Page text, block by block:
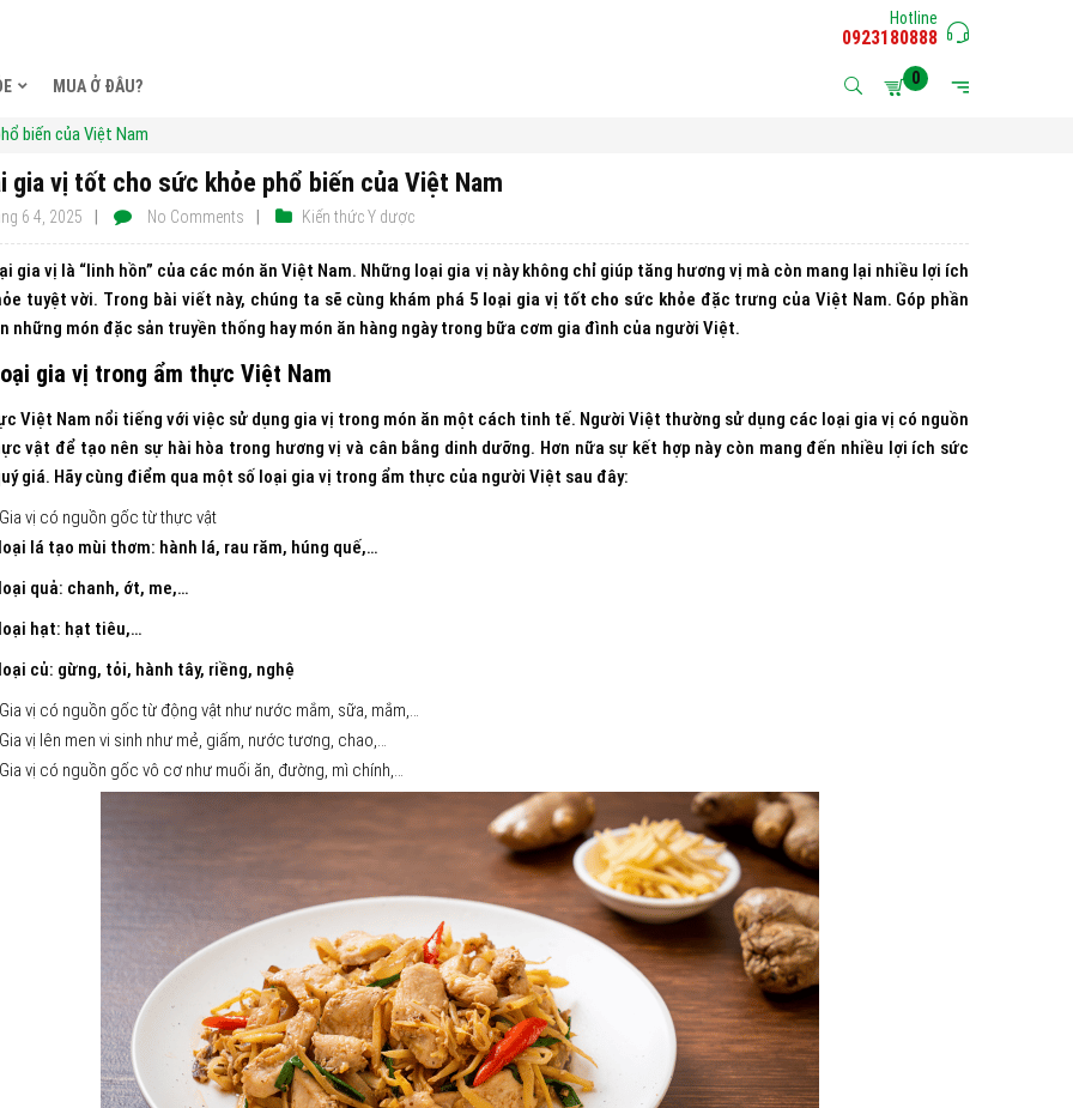
Hotline
0923180888
MUA Ở ĐÂU? 0
biến của Việt Nam
gia vị tốt cho sức khỏe phổ biến của Việt Nam
6 4, 2025 Kiến thức Y dược
No Comments
gia vị là “linh hồn” của các món ăn Việt Nam. Những loại gia vị này không chỉ giúp tăng hương vị mà còn mang lại nhiều lợi ích
tuyệt vời. Trong bài viết này, chúng ta sẽ cùng khám phá 5 loại gia vị tốt cho sức khỏe đặc trưng của Việt Nam. Góp phần
những món đặc sản truyền thống hay món ăn hàng ngày trong bữa cơm gia đình của người Việt.
gia vị trong ẩm thực Việt Nam
Việt Nam nổi tiếng với việc sử dụng gia vị trong món ăn một cách tinh tế. Người Việt thường sử dụng các loại gia vị có nguồn
vật để tạo nên sự hài hòa trong hương vị và cân bằng dinh dưỡng. Hơn nữa sự kết hợp này còn mang đến nhiều lợi ích sức
giá. Hãy cùng điểm qua một số loại gia vị trong ẩm thực của người Việt sau đây:
Gia vị có nguồn gốc từ thực vật
lá tạo mùi thơm: hành lá, rau răm, húng quế,…
quả: chanh, ớt, me,…
hạt: hạt tiêu,…
củ: gừng, tỏi, hành tây, riềng, nghệ
Gia vị có nguồn gốc từ động vật như nước mắm, sữa, mắm,…
Gia vị lên men vi sinh như mẻ, giấm, nước tương, chao,…
Gia vị có nguồn gốc vô cơ như muối ăn, đường, mì chính,…